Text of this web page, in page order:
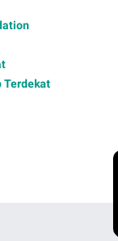
Terdekat